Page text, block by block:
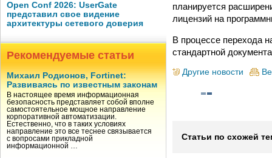
Open Conf 2026: UserGate
представил свое видение
архитектуры сетевого доверия
Рекомендуемые статьи
Михаил Родионов, Fortinet:
Развиваясь по известным законам
В настоящее время информационная
безопасность представляет собой вполне
самостоятельное мощное направление
корпоративной автоматизации.
Естественно, что в таких условиях
направление это все теснее связывается
с вопросами прикладной
информационной …
планируется
лицензий на
В процессе перехода
стандартной
Другие новости
Статьи по схожей